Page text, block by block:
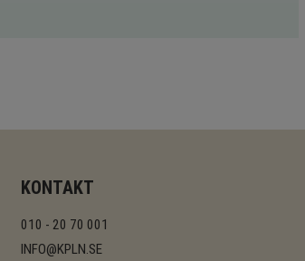
KONTAKT
010 - 20 70 001
INFO@KPLN.SE